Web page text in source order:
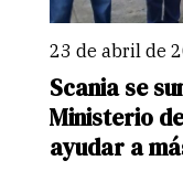
23 de abril de
Scania se
Ministerio
ayudar a